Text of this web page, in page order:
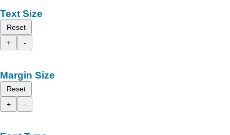
Text Size
Reset
+
-
Margin Size
Reset
+
-